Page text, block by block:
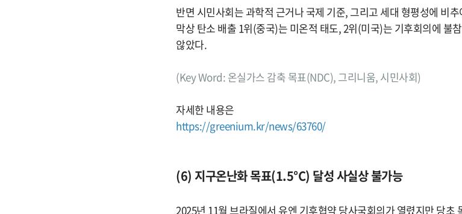
반면 시민사회는 과학적 근거나 국제 기준, 그리고 세대 형평성에 비
막상 탄소 배출 1위(중국)는 미온적 태도, 2위(미국)는 기후회의에 불
않았다.
(Key Word: 온실가스 감축 목표(NDC), 그리니움, 시민사회)
자세한 내용은
https://greenium.kr/news/63760/
(6) 지구온난화 목표(1.5°C) 달성 사실상 불가능
2025년 11월 브라질에서 유엔 기후협약 당사국회의가 열렸지만 당초